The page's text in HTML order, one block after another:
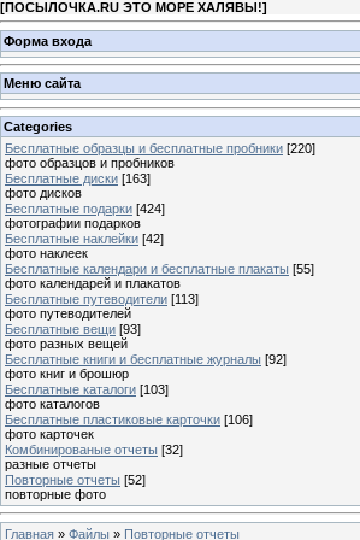
[ПОСЫЛОЧКА.RU ЭТО МОРЕ ХАЛЯВЫ!]
Форма входа
Меню сайта
Categories
Бесплатные образцы и бесплатные пробники [220]
фото образцов и пробников
Бесплатные диски [163]
фото дисков
Бесплатные подарки [424]
фотографии подарков
Бесплатные наклейки [42]
фото наклеек
Бесплатные календари и бесплатные плакаты [55]
фото календарей и плакатов
Бесплатные путеводители [113]
фото путеводителей
Бесплатные вещи [93]
фото разных вещей
Бесплатные книги и бесплатные журналы [92]
фото книг и брошюр
Бесплатные каталоги [103]
фото каталогов
Бесплатные пластиковые карточки [106]
фото карточек
Комбинированые отчеты [32]
разные отчеты
Повторные отчеты [52]
повторные фото
Главная » Файлы » Повторные отчеты